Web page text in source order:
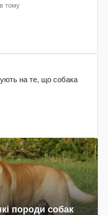
тому
на те, що собака
породи собак